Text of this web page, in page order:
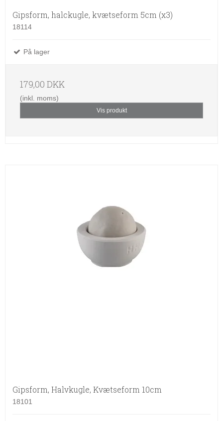
Gipsform, halckugle, kvætseform 5cm (x3)
18114
På lager
179,00 DKK
(inkl. moms)
Vis produkt
Gipsform, Halvkugle, Kvætseform 10cm
18101